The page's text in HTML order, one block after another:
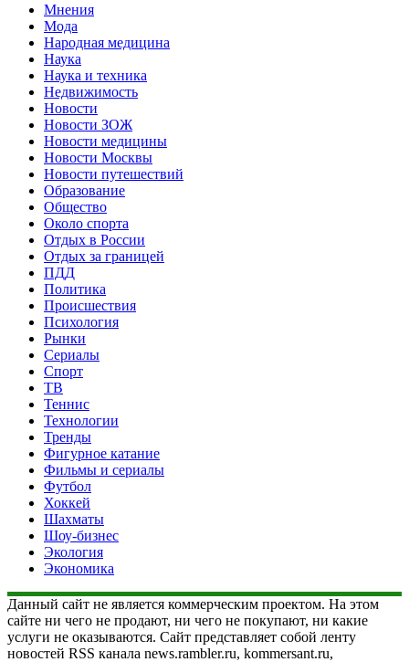
Мнения
Мода
Народная медицина
Наука
Наука и техника
Недвижимость
Новости
Новости ЗОЖ
Новости медицины
Новости Москвы
Новости путешествий
Образование
Общество
Около спорта
Отдых в России
Отдых за границей
ПДД
Политика
Происшествия
Психология
Рынки
Сериалы
Спорт
ТВ
Теннис
Технологии
Тренды
Фигурное катание
Фильмы и сериалы
Футбол
Хоккей
Шахматы
Шоу-бизнес
Экология
Экономика
Данный сайт не является коммерческим проектом. На этом
сайте ни чего не продают, ни чего не покупают, ни какие
услуги не оказываются. Сайт представляет собой ленту
новостей RSS канала news.rambler.ru, kommersant.ru,